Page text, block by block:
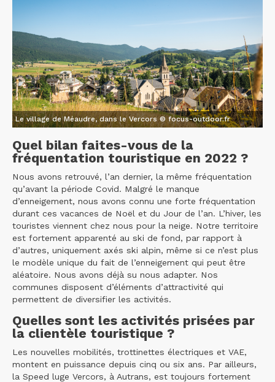
Le village de Méaudre, dans le Vercors © focus-outdoor.fr
Quel bilan faites-vous de la
fréquentation touristique en 2022 ?
Nous avons retrouvé, l’an dernier, la même fréquentation
qu’avant la période Covid. Malgré le manque
d’enneigement, nous avons connu une forte fréquentation
durant ces vacances de Noël et du Jour de l’an. L’hiver, les
touristes viennent chez nous pour la neige. Notre territoire
est fortement apparenté au ski de fond, par rapport à
d’autres, uniquement axés ski alpin, même si ce n’est plus
le modèle unique du fait de l’enneigement qui peut être
aléatoire. Nous avons déjà su nous adapter. Nos
communes disposent d’éléments d’attractivité qui
permettent de diversifier les activités.
Quelles sont les activités prisées par
la clientèle touristique ?
Les nouvelles mobilités, trottinettes électriques et VAE,
montent en puissance depuis cinq ou six ans. Par ailleurs,
la Speed luge Vercors, à Autrans, est toujours fortement